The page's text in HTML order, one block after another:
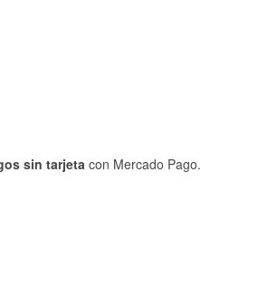
sin tarjetacon Mercado Pago.